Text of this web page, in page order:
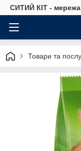
СИТИЙ КІТ - мережа
Товари та